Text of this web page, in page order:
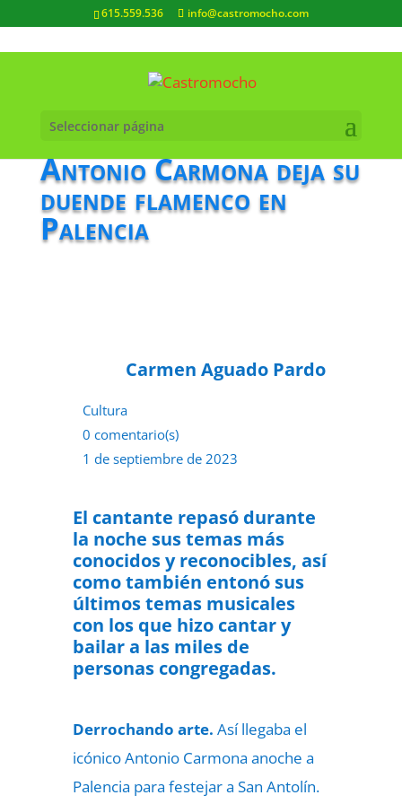
615.559.536 info@castromocho.com
Seleccionar página
Antonio Carmona deja su
duende flamenco en
Palencia
Carmen Aguado Pardo
Cultura
0 comentario(s)
1 de septiembre de 2023
El cantante repasó durante
la noche sus temas más
conocidos y reconocibles, así
como también entonó sus
últimos temas musicales
con los que hizo cantar y
bailar a las miles de
personas congregadas.
Derrochando arte. Así llegaba el
icónico Antonio Carmona anoche a
Palencia para festejar a San Antolín.